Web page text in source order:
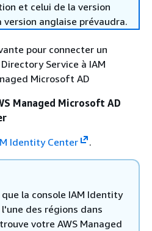
et celui de la version
version anglaise prévaudra.
pour connecter un
Service à IAM
Microsoft AD
Managed Microsoft AD
Identity Center .
la console IAM Identity
des régions dans
votre AWS Managed